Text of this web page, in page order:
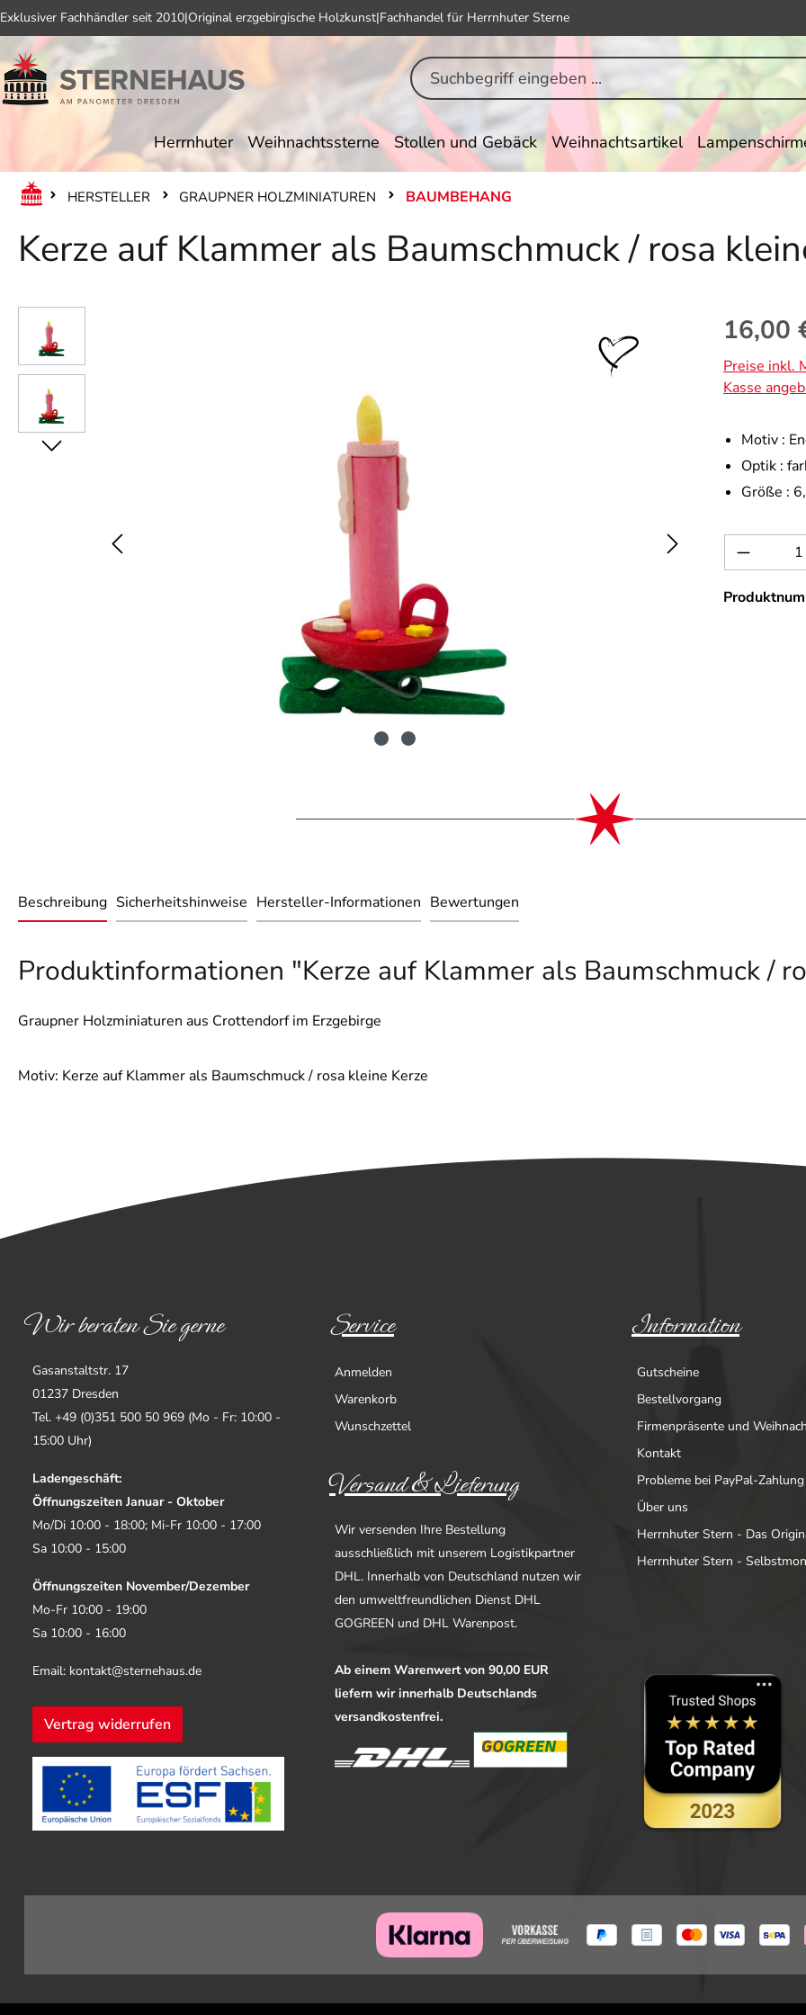
Hauptinhalt springen
Zur Suche springen
Zur Hauptnavigation springen
Exklusiver Fachhändler seit 2010|Original erzgebirgische Holzkunst|Fachhandel für Herrnhuter Sterne
Herrnhuter Weihnachtssterne Stollen und Gebäck Weihnachtsartikel
HERSTELLER GRAUPNER HOLZMINIATUREN BAUMBEHANG
Kerze auf Klammer als Baumschmuck / rosa
Bildergalerie überspringen Regulärer
16,00
Preise inkl.
Kasse
Motiv :
Optik :
Größe :
Beschreibung Sicherheitshinweise Hersteller-Informationen Bewertungen
Produktinformationen "Kerze auf Klammer als Baumschmuck /
Graupner Holzminiaturen aus Crottendorf im Erzgebirge
Motiv: Kerze auf Klammer als Baumschmuck / rosa kleine Kerze
Wir beraten Sie gerne
Gasanstaltstr. 17
01237 Dresden
Tel. +49 (0)351 500 50 969 (Mo - Fr: 10:00 -
15:00 Uhr)
Ladengeschäft:
Öffnungszeiten Januar - Oktober
Mo/Di 10:00 - 18:00; Mi-Fr 10:00 - 17:00
Sa 10:00 - 15:00
Öffnungszeiten November/Dezember
Mo-Fr 10:00 - 19:00
Sa 10:00 - 16:00
Email: kontakt@sternehaus.de
Vertrag widerrufen
Service
Anmelden
Warenkorb
Wunschzettel
Information
Gutscheine
Bestellvorgang
Firmenpräsente und
Kontakt
Probleme bei PayPal-
Über uns
Herrnhuter Stern - Das
Herrnhuter Stern -
Versand & Lieferung
Wir versenden Ihre Bestellung
ausschließlich mit unserem Logistikpartner
DHL. Innerhalb von Deutschland nutzen wir
den umweltfreundlichen Dienst DHL
GOGREEN und DHL Warenpost.
Ab einem Warenwert von 90,00 EUR
liefern wir innerhalb Deutschlands
versandkostenfrei.